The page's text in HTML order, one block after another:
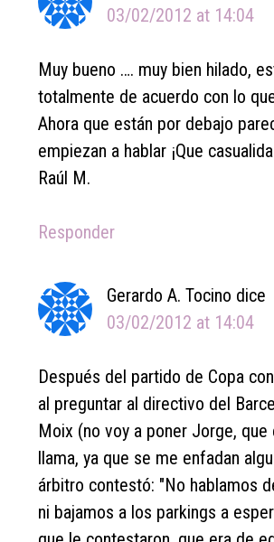
03/02/2012 at 14:04
Muy bueno …. muy bien hilado,
totalmente de acuerdo con lo
Ahora que están por debajo
empiezan a hablar ¡Que
Raúl M.
Responder
Gerardo A. Tocino dice
03/02/2012 at 14:04
Después del partido de Copa
al preguntar al directivo del
Moix (no voy a poner Jorge,
llama, ya que se me enfadan
árbitro contestó: "No hablamos
ni bajamos a los parkings a